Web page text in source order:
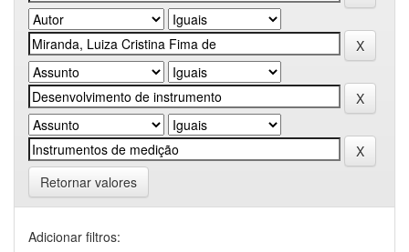
Retornar valores
Adicionar filtros: